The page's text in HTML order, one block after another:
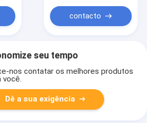
contacto
seu tempo
nos contatar os melhores produtos
você.
Dê a sua exigência